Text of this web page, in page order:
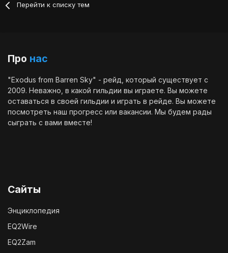
Перейти к списку тем
Про нас
"Exodus from Barren Sky" - рейд, который существует с
2009. Неважно, в какой гильдии вы играете. Вы можете
оставаться в своей гильдии и играть в рейде. Вы можете
посмотреть наш прогресс или вакансии. Мы будем рады
сыграть с вами вместе!
Сайты
Энциклопедия
EQ2Wire
EQ2Zam